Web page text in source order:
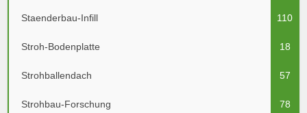
Staenderbau-Infill 110
Stroh-Bodenplatte 18
Strohballendach 57
Strohbau-Forschung 78